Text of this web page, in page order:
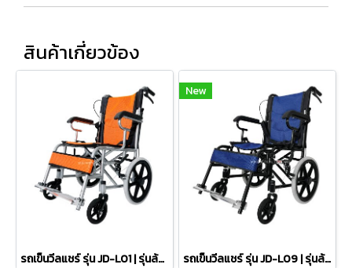
สินค้าเกี่ยวข้อง
รถเข็นวีลแชร์ รุ่น JD-L01 | รุ่นล้อเล็ก
New
รถเข็นวีลแชร์ รุ่น JD-L09 | รุ่นล้อเล็ก